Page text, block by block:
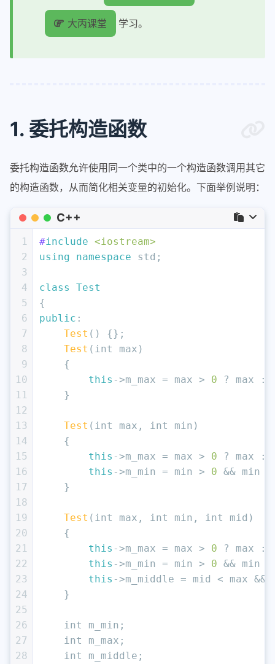
大丙课堂 学习。
1. 委托构造函数
委托构造函数允许使用同一个类中的一个构造函数调用其它
的构造函数，从而简化相关变量的初始化。下面举例说明：
C++
1
2
3
4
5
6
7
8
9
10
11
12
13
14
15
16
17
18
19
20
21
22
23
24
25
26
27
28
#include <iostream>
using
namespace std;
class
Test
{
public :
Test () {};
Test ( int
max)
    {
this ->m_max = max > 0 ? max :
    }
Test ( int max, int
min)
    {
this ->m_max = max > 0 ? max :
this ->m_min = min > 0 && min
    }
Test ( int max, int min, int
mid)
    {
this ->m_max = max > 0 ? max :
this ->m_min = min > 0 && min
this ->m_middle = mid < max
    }
int
m_min;
int
m_max;
int
m_middle;